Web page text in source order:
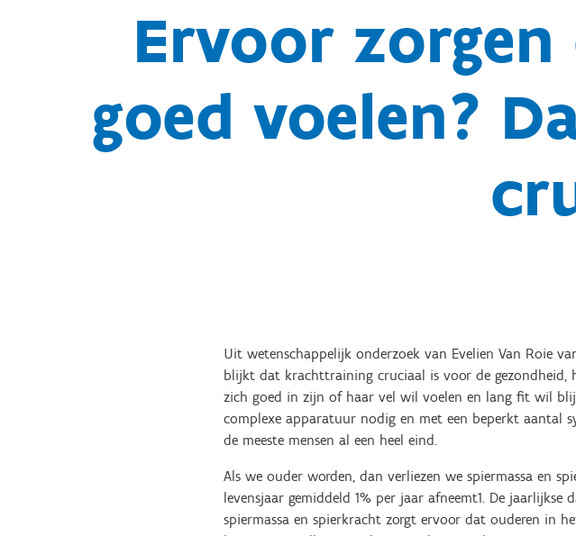
Ervoor
goed voelen?
Uit wetenschappelijk onderzoek van Evelien Van Roie
blijkt dat krachttraining cruciaal is voor de gezondheid,
zich goed in zijn of haar vel wil voelen en lang fit wil
complexe apparatuur nodig en met een beperkt aantal
de meeste mensen al een heel eind.
Als we ouder worden, dan verliezen we spiermassa en
levensjaar gemiddeld 1% per jaar afneemt1. De
spiermassa en spierkracht zorgt ervoor dat ouderen in